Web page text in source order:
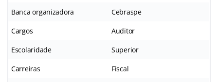
Banca organizadora Cebraspe
Cargos Auditor
Escolaridade Superior
Carreiras Fiscal